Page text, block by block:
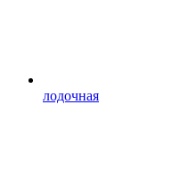
лодочная